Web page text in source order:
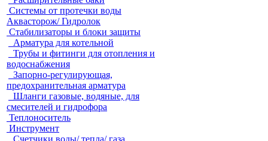
Системы от протечки воды
Аквасторож/ Гидролок
Стабилизаторы и блоки защиты
Арматура для котельной
Трубы и фитинги для отопления и
водоснабжения
Запорно-регулирующая,
предохранительная арматура
Шланги газовые, водяные, для
смесителей и гидрофора
Теплоноситель
Инструмент
Счетчики воды/ тепла/ газа